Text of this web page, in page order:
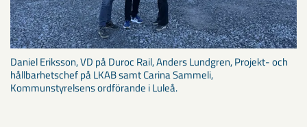
Daniel Eriksson, VD på Duroc Rail, Anders Lundgren, Projekt- och
hållbarhetschef på LKAB samt Carina Sammeli,
Kommunstyrelsens ordförande i Luleå.